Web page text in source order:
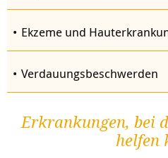
Ekzeme und
Verdauungsbeschwerden
Erkrankungen, bei
helfen